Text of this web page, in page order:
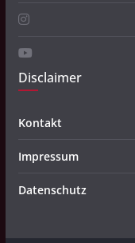
Disclaimer
Kontakt
Impressum
Datenschutz